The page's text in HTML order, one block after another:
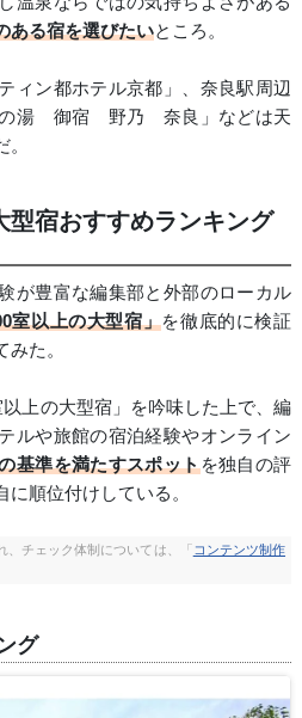
ある宿を選びたいところ。
ィン都ホテル京都」、奈良駅周辺
の湯 御宿 野乃 奈良」などは天
型宿おすすめランキング
が豊富な編集部と外部のローカル
室以上の大型宿」を徹底的に検証
た。
上の大型宿」を吟味した上で、編
ルや旅館の宿泊経験やオンライン
基準を満たすスポットを独自の評
順位付けしている。
、チェック体制については、「 コンテンツ制作
グ